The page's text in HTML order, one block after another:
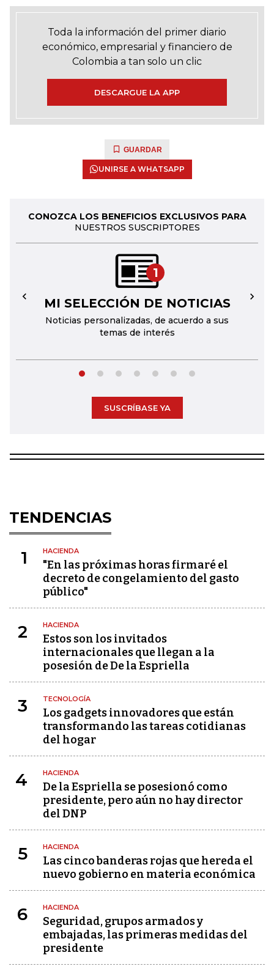
Toda la información del primer diario
económico, empresarial y financiero de
Colombia a tan solo un clic
DESCARGUE LA APP
GUARDAR
UNIRSE A WHATSAPP
CONOZCA LOS BENEFICIOS EXCLUSIVOS PARA
NUESTROS SUSCRIPTORES
1
MI SELECCIÓN DE NOTICIAS
Noticias personalizadas, de acuerdo a sus
temas de interés
← →
SUSCRÍBASE YA
TENDENCIAS
1 HACIENDA
"En las próximas horas firmaré el
decreto de congelamiento del gasto
público"
2 HACIENDA
Estos son los invitados
internacionales que llegan a la
posesión de De la Espriella
3 TECNOLOGÍA
Los gadgets innovadores que están
transformando las tareas cotidianas
del hogar
4 HACIENDA
De la Espriella se posesionó como
presidente, pero aún no hay director
del DNP
5 HACIENDA
Las cinco banderas rojas que hereda el
nuevo gobierno en materia económica
6 HACIENDA
Seguridad, grupos armados y
embajadas, las primeras medidas del
presidente